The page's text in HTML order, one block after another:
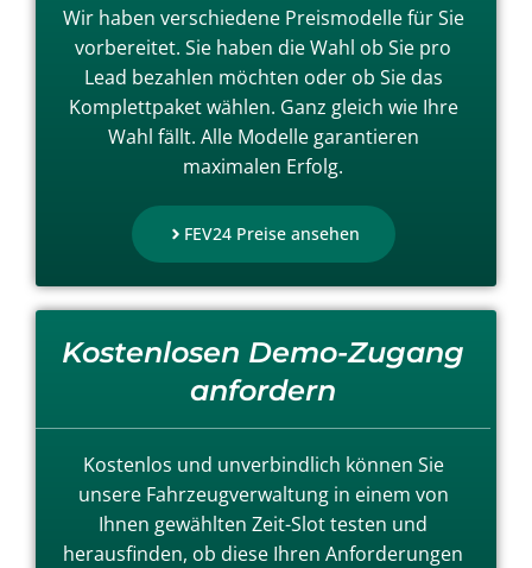
Wir haben verschiedene Preismodelle für Sie
vorbereitet. Sie haben die Wahl ob Sie pro
Lead bezahlen möchten oder ob Sie das
Komplettpaket wählen. Ganz gleich wie Ihre
Wahl fällt. Alle Modelle garantieren
maximalen Erfolg.
FEV24 Preise ansehen
Kostenlosen Demo-Zugang
anfordern
Kostenlos und unverbindlich können Sie
unsere Fahrzeugverwaltung in einem von
Ihnen gewählten Zeit-Slot testen und
herausfinden, ob diese Ihren Anforderungen